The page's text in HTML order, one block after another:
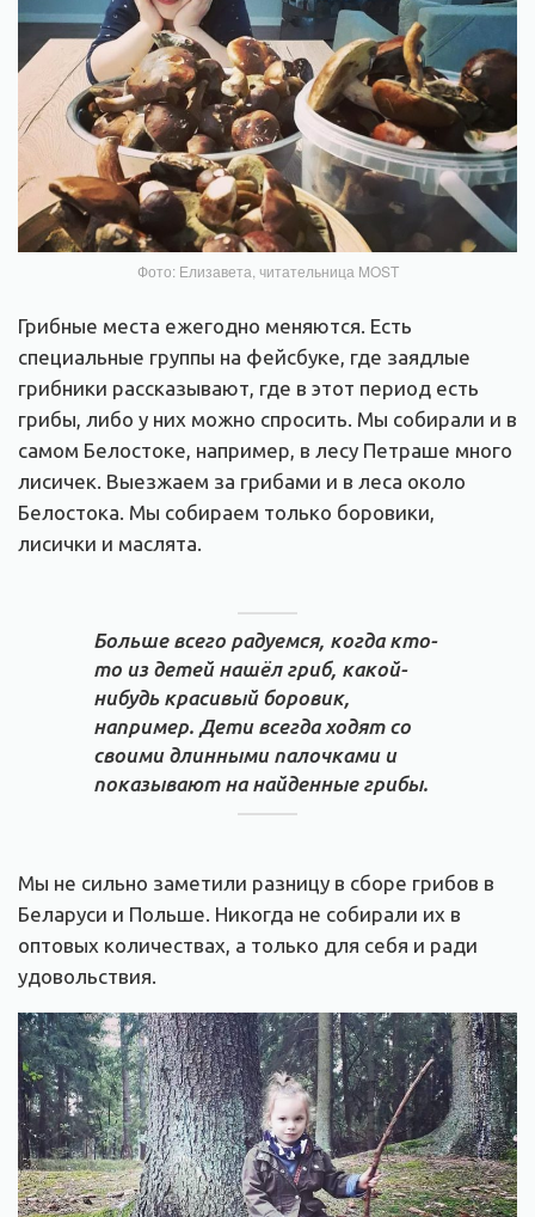
Фото: Елизавета, читательница MOST
Грибные места ежегодно меняются. Есть
специальные группы на фейсбуке, где заядлые
грибники рассказывают, где в этот период есть
грибы, либо у них можно спросить. Мы собирали и в
самом Белостоке, например, в лесу Петраше много
лисичек. Выезжаем за грибами и в леса около
Белостока. Мы собираем только боровики,
лисички и маслята.
Больше всего радуемся, когда кто-
то из детей нашёл гриб, какой-
нибудь красивый боровик,
например. Дети всегда ходят со
своими длинными палочками и
показывают на найденные грибы.
Мы не сильно заметили разницу в сборе грибов в
Беларуси и Польше. Никогда не собирали их в
оптовых количествах, а только для себя и ради
удовольствия.